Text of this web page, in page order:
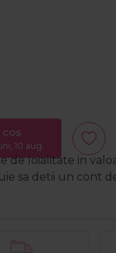
cos
10 aug.
de loialitate in
sa detii un cont